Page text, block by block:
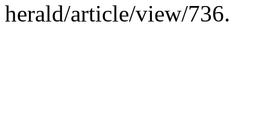
herald/article/view/736.